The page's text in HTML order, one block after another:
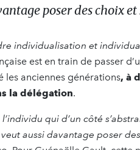
poser des choix et
individualisation et
est en train de passer
anciennes générations, à
la délégation.
qui d’un côté
aussi davantage poser